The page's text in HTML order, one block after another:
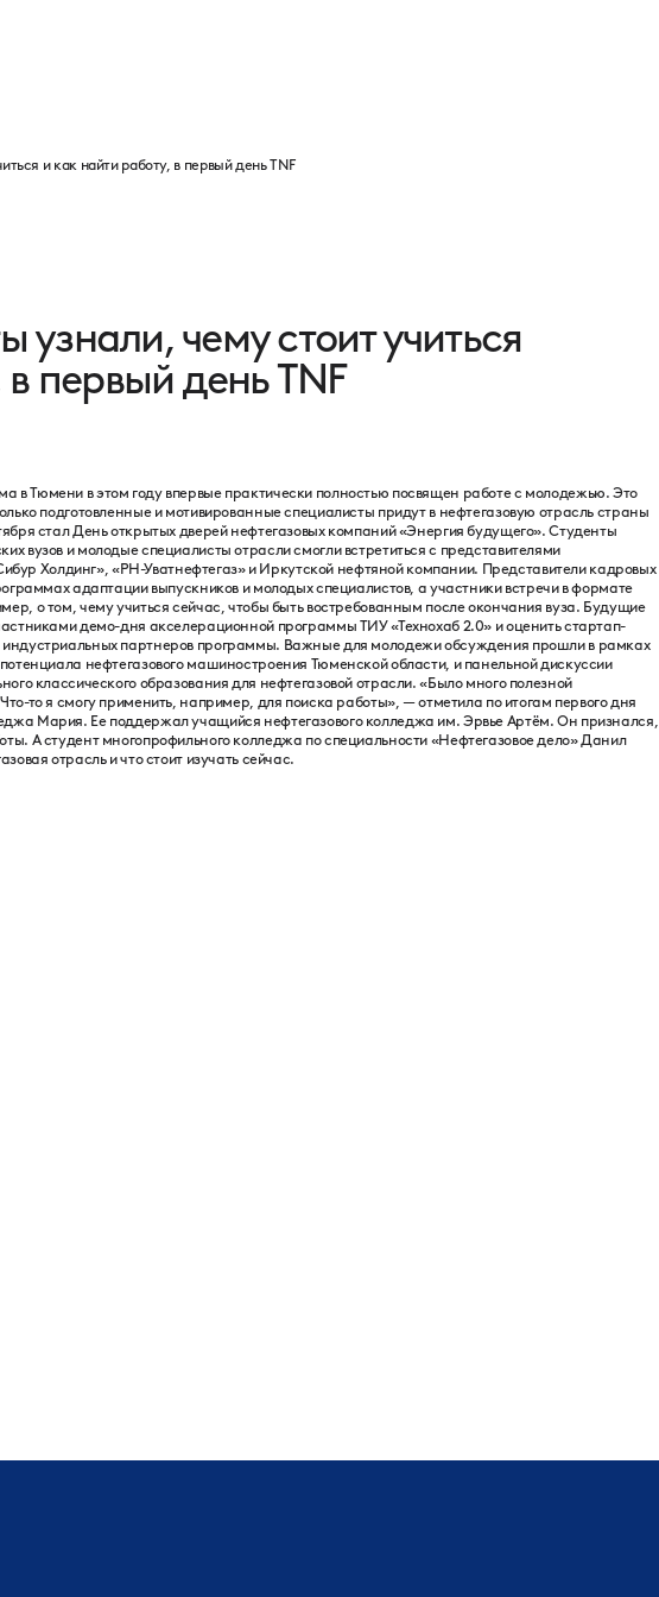
и как найти работу, в первый день TNF
узнали, чему стоит учиться
первый день TNF
в Тюмени в этом году впервые практически полностью посвящен работе с молодежью. Это
подготовленные и мотивированные специалисты придут в нефтегазовую отрасль страны
стал День открытых дверей нефтегазовых компаний «Энергия будущего». Студенты
вузов и молодые специалисты отрасли смогли встретиться с представителями
Холдинг», «РН-Уватнефтегаз» и Иркутской нефтяной компании. Представители кадровых
адаптации выпускников и молодых специалистов, а участники встречи в формате
о том, чему учиться сейчас, чтобы быть востребованным после окончания вуза. Будущие
демо-дня акселерационной программы ТИУ «Технохаб 2.0» и оценить стартап-
индустриальных партнеров программы. Важные для молодежи обсуждения прошли в рамках
нефтегазового машиностроения Тюменской области, и панельной дискуссии
классического образования для нефтегазовой отрасли. «Было много полезной
то я смогу применить, например, для поиска работы», — отметила по итогам первого дня
Мария. Ее поддержал учащийся нефтегазового колледжа им. Эрвье Артём. Он признался,
А студент многопрофильного колледжа по специальности «Нефтегазовое дело» Данил
отрасль и что стоит изучать сейчас.